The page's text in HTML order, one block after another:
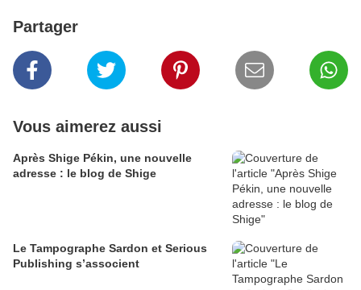
Partager
Vous aimerez aussi
Après Shige Pékin, une nouvelle
adresse : le blog de Shige
Le Tampographe Sardon et Serious
Publishing s’associent